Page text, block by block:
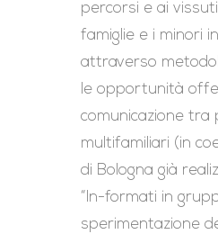
percorsi e ai
famiglie e i minori
attraverso
le opportunità
comunicazione tra
multifamiliari (in
di Bologna già
“In-formati in
sperimentazione